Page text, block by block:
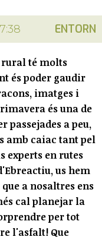
ENTORN
té molts
és poder gaudir
imatges i
és una de
passejades a peu,
amb caiac tant pel
experts en rutes
us hem
a nosaltres ens
cal planejar la
per tot
l'asfalt! Que